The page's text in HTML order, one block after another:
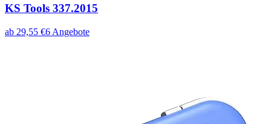
KS Tools 337.2015
ab 29,55 €6 Angebote